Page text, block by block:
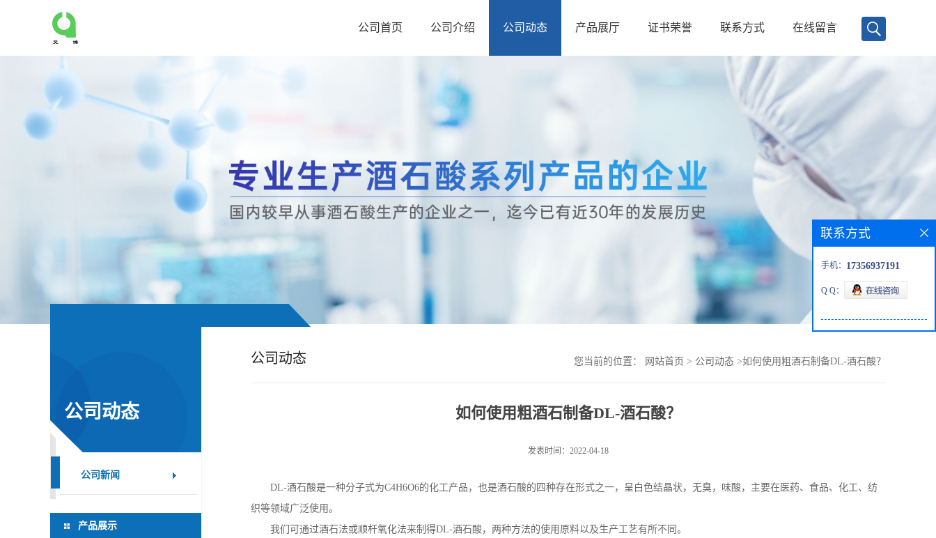
公司首页 公司介绍 公司动态 产品展厅 证书荣誉 联系方式 在线留言
公司动态
公司新闻
产品展示
公司动态 您当前的位置： 网站首页 > 公司动态 >如何使用粗酒石制备DL-酒石酸？
如何使用粗酒石制备DL-酒石酸？
发表时间：2022-04-18
DL-酒石酸是一种分子式为C4H6O6的化工产品，也是酒石酸的四种存在形式之一，呈白色结晶状，无臭，味酸，主要在医药、食品、化工、纺
织等领域广泛使用。
我们可通过酒石法或顺杆氧化法来制得DL-酒石酸，两种方法的使用原料以及生产工艺有所不同。
联系方式
手机： 17356937191
Q Q：